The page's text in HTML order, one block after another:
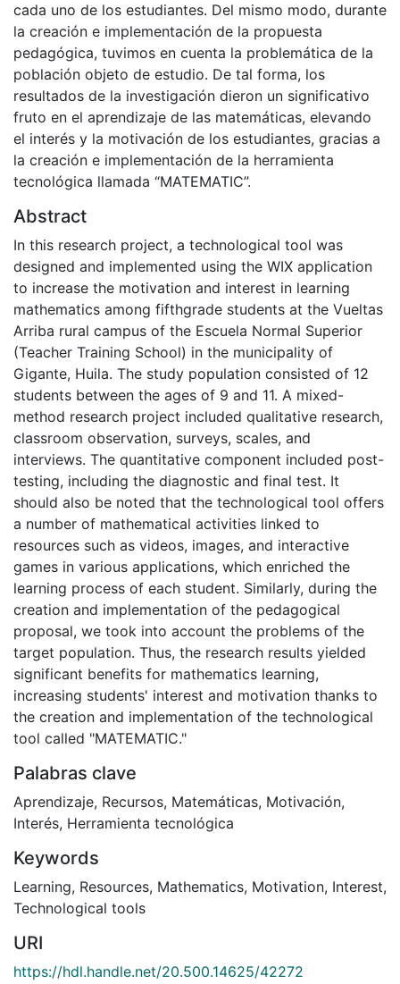
cada uno de los estudiantes. Del mismo modo, durante
la creación e implementación de la propuesta
pedagógica, tuvimos en cuenta la problemática de la
población objeto de estudio. De tal forma, los
resultados de la investigación dieron un significativo
fruto en el aprendizaje de las matemáticas, elevando
el interés y la motivación de los estudiantes, gracias a
la creación e implementación de la herramienta
tecnológica llamada “MATEMATIC”.
Abstract
In this research project, a technological tool was
designed and implemented using the WIX application
to increase the motivation and interest in learning
mathematics among fifthgrade students at the Vueltas
Arriba rural campus of the Escuela Normal Superior
(Teacher Training School) in the municipality of
Gigante, Huila. The study population consisted of 12
students between the ages of 9 and 11. A mixed-
method research project included qualitative research,
classroom observation, surveys, scales, and
interviews. The quantitative component included post-
testing, including the diagnostic and final test. It
should also be noted that the technological tool offers
a number of mathematical activities linked to
resources such as videos, images, and interactive
games in various applications, which enriched the
learning process of each student. Similarly, during the
creation and implementation of the pedagogical
proposal, we took into account the problems of the
target population. Thus, the research results yielded
significant benefits for mathematics learning,
increasing students' interest and motivation thanks to
the creation and implementation of the technological
tool called "MATEMATIC."
Palabras clave
Aprendizaje, Recursos, Matemáticas, Motivación,
Interés, Herramienta tecnológica
Keywords
Learning, Resources, Mathematics, Motivation, Interest,
Technological tools
URI
https://hdl.handle.net/20.500.14625/42272